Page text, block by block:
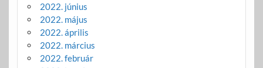
2022. június
2022. május
2022. április
2022. március
2022. február